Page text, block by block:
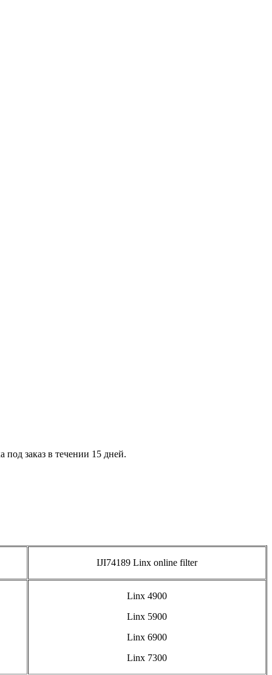
под заказ в течении 15 дней.
IJI74189 Linx online filter
Linx 4900
Linx 5900
Linx 6900
Linx 7300